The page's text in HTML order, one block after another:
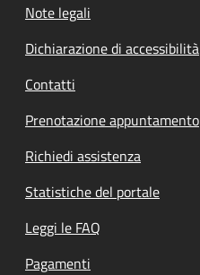
Note legali
Dichiarazione di accessibilità
Contatti
Prenotazione appuntamento
Richiedi assistenza
Statistiche del portale
Leggi le FAQ
Pagamenti